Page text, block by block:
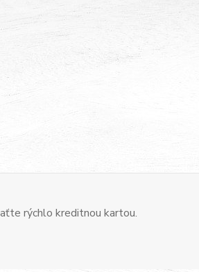
rýchlo kreditnou kartou.